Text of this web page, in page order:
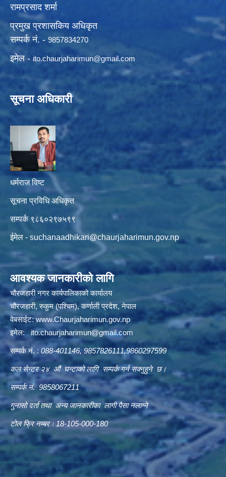
रामप्रसाद शर्मा
प्रमुख प्रशासकिय अधिकृत
सम्पर्क नं. - 9857834270
इमेल - ito.chaurjaharimun@gmail.com
सूचना अधिकारी
धर्मराज विष्ट
सूचना प्रविधि अधिकृत
सम्पर्क ९८६०२९७५९९
ईमेल - suchanaadhikari@chaurjaharimun.gov.np
आवश्यक जानकारीको लागि
चौरजहारी नगर कार्यपालिकाको कार्यालय
चौरजहारी, रुकुम (पश्चिम), कर्णाली प्रदेश, नेपाल
वेबसाईट:www.Chaurjaharimun.gov.np
इमेल:ito.chaurjaharimun@gmail.com
सम्पर्क नं. : 088-401146, 9857826111,9860297599
कल सेन्टर २४ औं घन्टाको लागि सम्पर्क गर्न सक्नुहुने छ।
सम्पर्क नं. 9858067211
गुनासो दर्ता तथा अन्य जानकारीका लागी पैसा नलाग्ने
टोल फ्रि नम्बर ः 18-105-000-180